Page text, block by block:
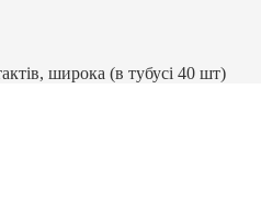
широка (в тубусі 40 шт)